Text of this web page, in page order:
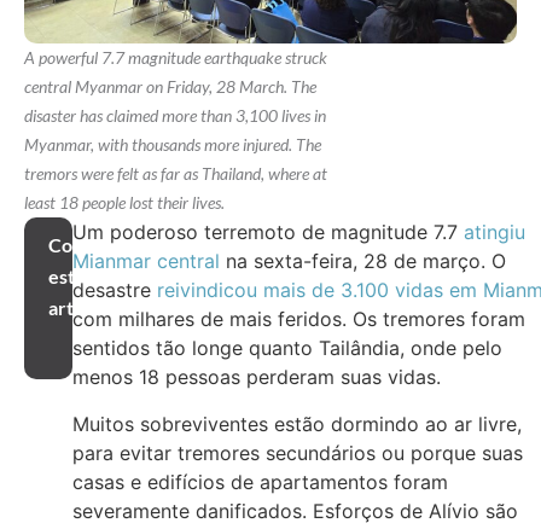
A powerful 7.7 magnitude earthquake struck
central Myanmar on Friday, 28 March. The
disaster has claimed more than 3,100 lives in
Myanmar, with thousands more injured. The
tremors were felt as far as Thailand, where at
least 18 people lost their lives.
Compartilhar
este
artigo
Um poderoso terremoto de magnitude 7.7 atingiu
Mianmar central na sexta-feira, 28 de março. O
desastre reivindicou mais de 3.100 vidas em
com milhares de mais feridos. Os tremores foram
sentidos tão longe quanto Tailândia, onde pelo
menos 18 pessoas perderam suas vidas.
Muitos sobreviventes estão dormindo ao ar livre,
para evitar tremores secundários ou porque suas
casas e edifícios de apartamentos foram
severamente danificados. Esforços de Alívio são